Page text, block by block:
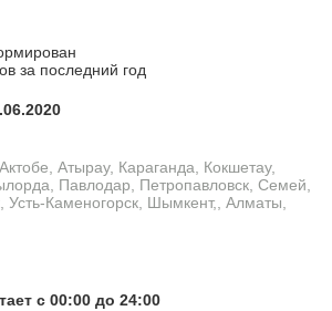
за последний год
Атырау, Караганда, Кокшетау,
Павлодар, Петропавловск, Семей,
Усть-Каменогорск, Шымкент,, Алматы,
с 00:00 до 24:00